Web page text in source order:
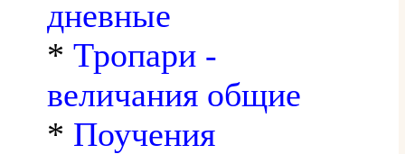
дневные
* Тропари -
величания общие
* Поучения